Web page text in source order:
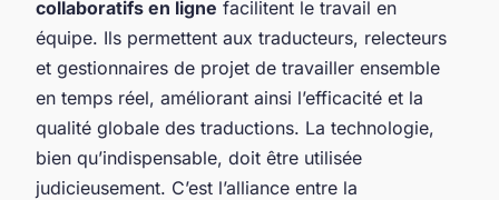
collaboratifs en ligne facilitent le travail en
équipe. Ils permettent aux traducteurs, relecteurs
et gestionnaires de projet de travailler ensemble
en temps réel, améliorant ainsi l’efficacité et la
qualité globale des traductions. La technologie,
bien qu’indispensable, doit être utilisée
judicieusement. C’est l’alliance entre la